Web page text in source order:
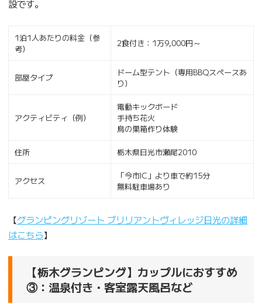
設です。
1泊1人あたりの料金（参
考）
2食付き：1万9,000円～
部屋タイプ
ドーム型テント（専用BBQスペースあ
り）
アクティビティ（例）
電動キックボード
手持ち花火
鳥の巣箱作り体験
住所 栃木県日光市瀬尾2010
アクセス
「今市IC」より車で約15分
無料駐車場あり
【グランピングリゾート ブリリアントヴィレッジ日光の詳細
はこちら】
【栃木グランピング】カップルにおすすめ
③：温泉付き・客室露天風呂など